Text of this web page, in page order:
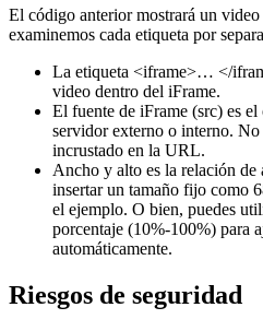
El código anterior mostrará un
examinemos cada etiqueta por
La etiqueta <iframe>… </
video dentro del iFrame.
El fuente de iFrame (src) es
servidor externo o interno.
incrustado en la URL.
Ancho y alto es la relación de
insertar un tamaño fijo como
el ejemplo. O bien, puedes
porcentaje (10%-100%) para
automáticamente.
Riesgos de seguridad